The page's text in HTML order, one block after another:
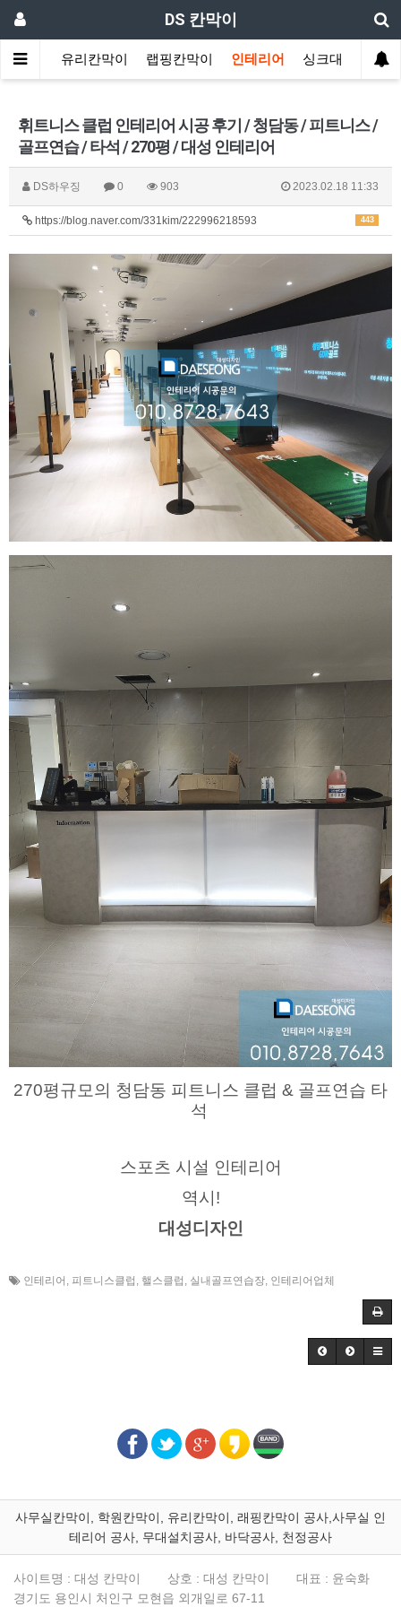
DS 칸막이
막이 유리칸막이 랩핑칸막이 인테리어 싱크대
휘트니스 클럽 인테리어 시공 후기 / 청담동 / 피트니스 /
골프연습 / 타석 / 270평 / 대성 인테리어
DS하우징 0 903 2023.02.18 11:33
443
https://blog.naver.com/331kim/222996218593
270평규모의 청담동 피트니스 클럽 & 골프연습 타
석
스포츠 시설 인테리어
역시!
대성디자인
인테리어 , 피트니스클럽 , 핼스클럽 , 실내골프연습장, 인테리어업체
사무실칸막이, 학원칸막이, 유리칸막이, 래핑칸막이 공사,사무실 인
테리어 공사, 무대설치공사, 바닥공사, 천정공사
사이트명 : 대성 칸막이 상호 : 대성 칸막이
대표 : 윤숙화
경기도 용인시 처인구 모현읍 외개일로 67-11